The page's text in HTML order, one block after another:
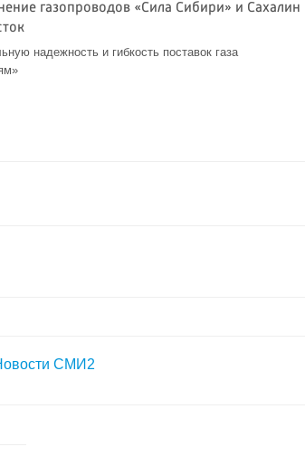
газопроводов «Сила Сибири» и Сахалин
надежность и гибкость поставок газа
СМИ2